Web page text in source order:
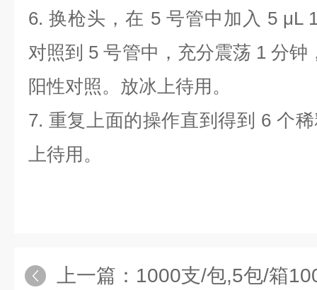
6.换枪头，在 5 号管中加入 5 μL
对照到 5号管中，充分震荡 1分钟
阳性对照。放冰上待用。
7. 重复上面的操作直到得到 6 个
上待用。
上一篇： 1000支/包,5包/箱